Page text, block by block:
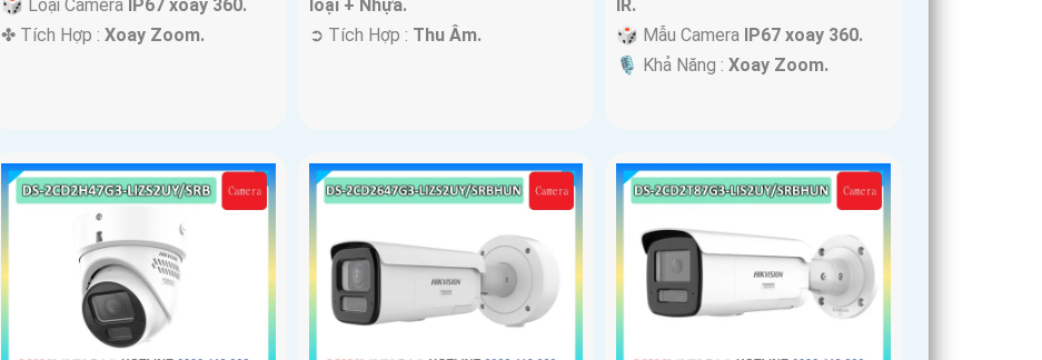
🎲 Loại Camera IP67 xoay 360.
️✤ Tích Hợp :Xoay Zoom.
loại + Nhựa.
️➲ Tích Hợp : Thu Âm.
IR.
🎲 Mẫu Camera IP67 xoay 360.
️🎙 Khả Năng :Xoay Zoom.